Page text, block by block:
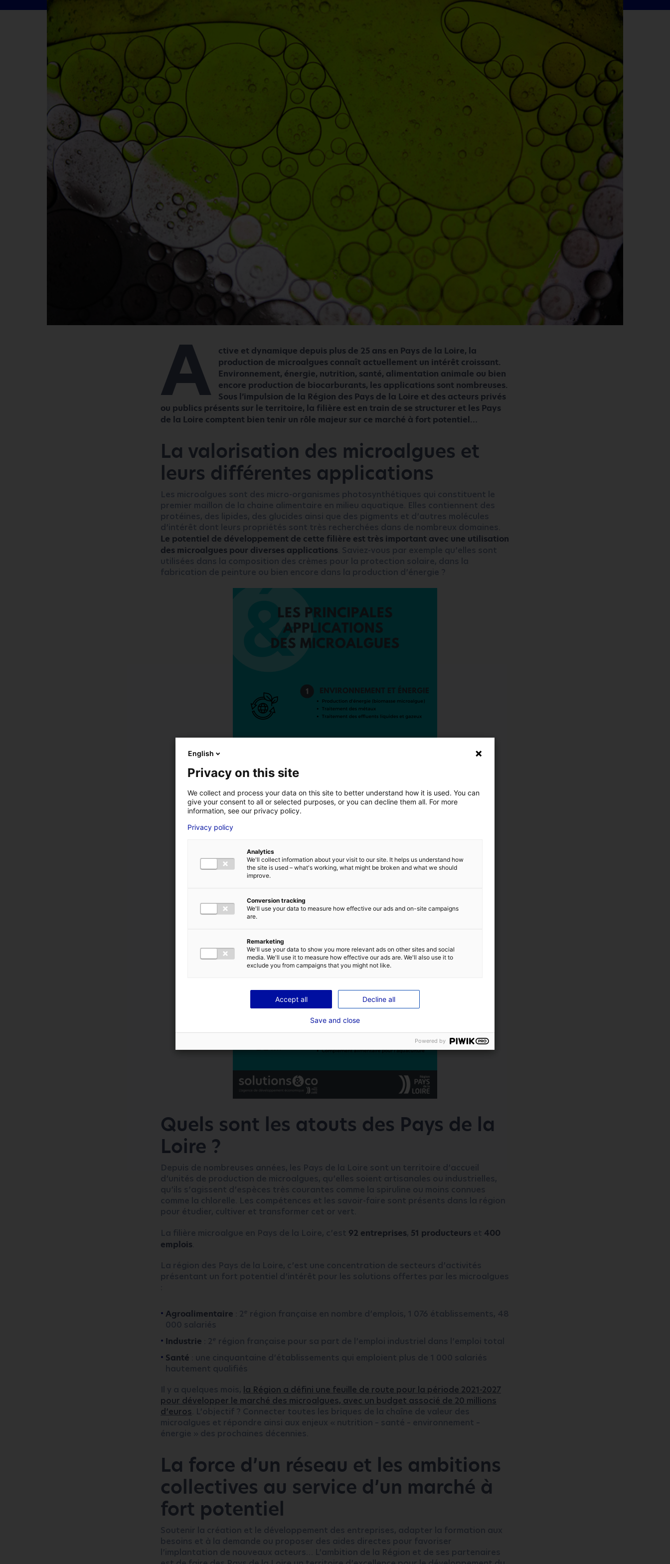
Champs obligatoires
VOTRE ENTREPRISE
VOTRE PRÉNOM*
NUMÉRO DE TÉLÉPHONE ADRESSE E-MAIL*
J'ACCEPTE LAPOLITIQUE DE CONFIDENTIALITÉ
ENVOYER
A
ctive et dynamique depuis plus de 25 ans en Pays de la Loire, la
production de microalgues connaît actuellement un intérêt croissant.
Environnement, énergie, nutrition, santé, alimentation animale ou bien
encore production de biocarburants, les applications sont nombreuses.
Sous l’impulsion de la Région des Pays de la Loire et des acteurs privés
ou publics présents sur le territoire, la filière est en train de se structurer et les Pays
de la Loire comptent bien tenir un rôle majeur sur ce marché à fort potentiel…
La valorisation des microalgues et
leurs différentes applications
Les microalgues sont des micro-organismes photosynthétiques qui constituent le
premier maillon de la chaine alimentaire en milieu aquatique. Elles contiennent des
protéines, des lipides, des glucides ainsi que des pigments et d’autres molécules
d’intérêt dont leurs propriétés sont très recherchées dans de nombreux domaines.
Le potentiel de développement de cette filière est très important avec une utilisation
des microalgues pour diverses applications . Saviez-vous par exemple qu’elles sont
utilisées dans la composition des crèmes pour la protection solaire, dans la
fabrication de peinture ou bien encore dans la production d’énergie ?
Quels sont les atouts des Pays de la
Loire ?
Depuis de nombreuses années, les Pays de la Loire sont un territoire d’accueil
d’unités de production de microalgues, qu’elles soient artisanales ou industrielles,
qu’ils s’agissent d’espèces très courantes comme la spiruline ou moins connues
comme la chlorelle. Les compétences et les savoir-faire sont présents dans la région
pour étudier, cultiver et transformer cet or vert.
La filière microalgue en Pays de la Loire, c’est 92 entreprises, 51 producteurs et 400
emplois
La région des Pays de la Loire, c’est une concentration de secteurs d’activités
présentant un fort potentiel d’intérêt pour les solutions offertes par les microalgues
Agroalimentaire : 2
région française en nombre d’emplois, 1 076 établissements, 48
000 salariés
Industrie : 2 région française pour sa part de l’emploi industriel dans l’emploi total
Santé
: une cinquantaine d’établissements qui emploient plus de 1 000 salariés
hautement qualifiés
Il y a quelques mois, la Région a défini une feuille de route pour la période 2021-2027
pour développer le marché des microalgues, avec un budget associé de 20 millions
d’euros . L’objectif ? Connecter toutes les briques de la chaîne de valeur des
microalgues et répondre ainsi aux enjeux « nutrition – santé – environnement –
énergie » des prochaines décennies.
La force d’un réseau et les ambitions
collectives au service d’un marché à
fort potentiel
Soutenir la création et le développement des entreprises, adapter la formation aux
besoins et à la demande ou proposer des aides directes pour favoriser
l’implantation de nouveaux acteurs… L’ambition de la Région et de ses partenaires
English
Privacy on this site
We collect and process your data on this site to better understand how it is used. You can
give your consent to all or selected purposes, or you can decline them all. For more
information, see our privacy policy.
Privacy policy
Analytics
We'll collect information about your visit to our site. It helps us understand how
the site is used – what's working, what might be broken and what we should
improve.
Conversion tracking
We'll use your data to measure how effective our ads and on-site campaigns
are.
Remarketing
We'll use your data to show you more relevant ads on other sites and social
media. We'll use it to measure how effective our ads are. We'll also use it to
exclude you from campaigns that you might not like.
Accept all Decline all
Save and close
Powered by